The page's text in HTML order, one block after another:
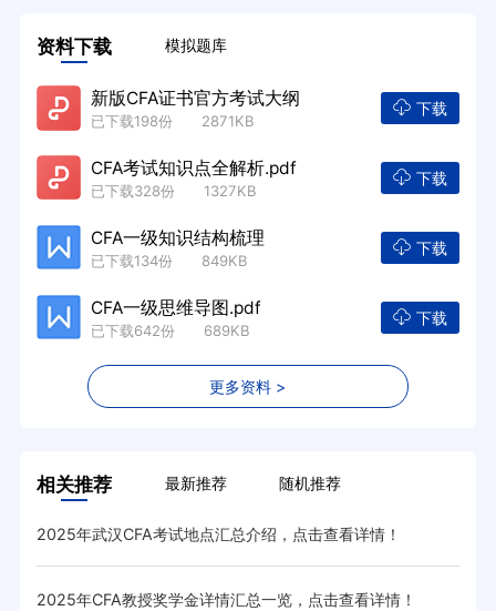
资料下载 模拟题库
新版CFA证书官方考试大纲
已下载198份 2871KB
下载
CFA考试知识点全解析.pdf
已下载328份 1327KB
下载
CFA一级知识结构梳理
已下载134份 849KB
下载
CFA一级思维导图.pdf
已下载642份 689KB
下载
更多资料 >
相关推荐 最新推荐 随机推荐
2025年武汉CFA考试地点汇总介绍，点击查看详情！
2025年CFA教授奖学金详情汇总一览，点击查看详情！